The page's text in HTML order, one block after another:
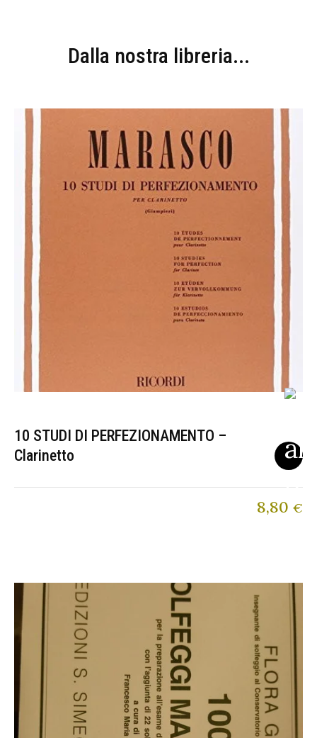
Dalla nostra libreria...
10 STUDI DI PERFEZIONAMENTO –
Clarinetto
8,80 €